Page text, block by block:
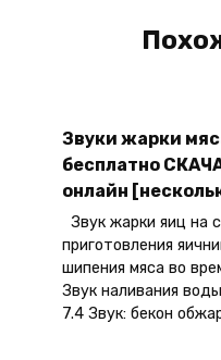
Звуки жарки
бесплатно
онлайн
Звук жарки яиц на
приготовления
шипения мяса во
Звук наливания
7.4 Звук: бекон